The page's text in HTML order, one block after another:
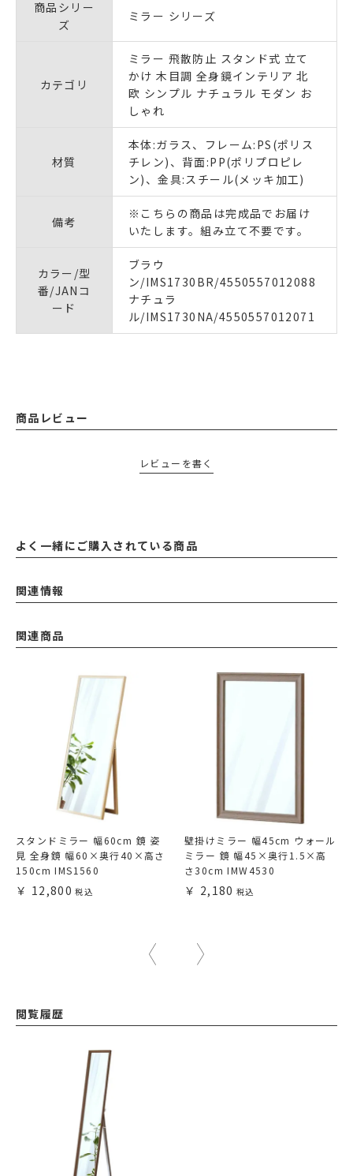
商品シリー
ズ
ミラー シリーズ
カテゴリ
ミラー 飛散防止 スタンド式 立て
かけ 木目調 全身鏡インテリア 北
欧 シンプル ナチュラル モダン お
しゃれ
材質
本体:ガラス、フレーム:PS(ポリス
チレン)、背面:PP(ポリプロピレ
ン)、金具:スチール(メッキ加工)
備考
※こちらの商品は完成品でお届け
いたします。組み立て不要です。
カラー/型
番/JANコ
ード
ブラウ
ン/IMS1730BR/4550557012088
ナチュラ
ル/IMS1730NA/4550557012071
商品レビュー
レビューを書く
よく一緒にご購入されている商品
関連情報
関連商品
スタンドミラー 幅60cm 鏡 姿
見 全身鏡 幅60×奥行40×高さ
150cm IMS1560
12,800
壁掛けミラー 幅45cm ウォール
ミラー 鏡 幅45×奥行1.5×高
さ30cm IMW4530
2,180
閲覧履歴